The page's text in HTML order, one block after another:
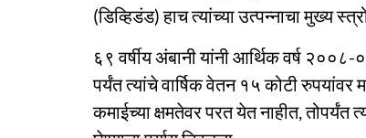
(डिव्हिडंड) हाच त्यांच्या उत्पन्नाचा मुख्य
६९ वर्षीय अंबानी यांनी आर्थिक वर्ष
पर्यंत त्यांचे वार्षिक वेतन १५ कोटी रुपयांवर
कमाईच्या क्षमतेवर परत येत नाहीत, तोपर्यंत